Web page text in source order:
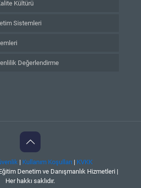
Kültürü
Sistemleri
Değerlendirme
| Kullanım Koşulları | KVKK
Denetim ve Danışmanlık Hizmetleri |
Her hakkı saklıdır.